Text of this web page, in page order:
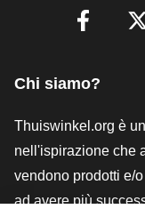
Chi siamo?
Thuiswinkel.org è
nell'ispirazione che
vendono prodotti e/
ad avere più